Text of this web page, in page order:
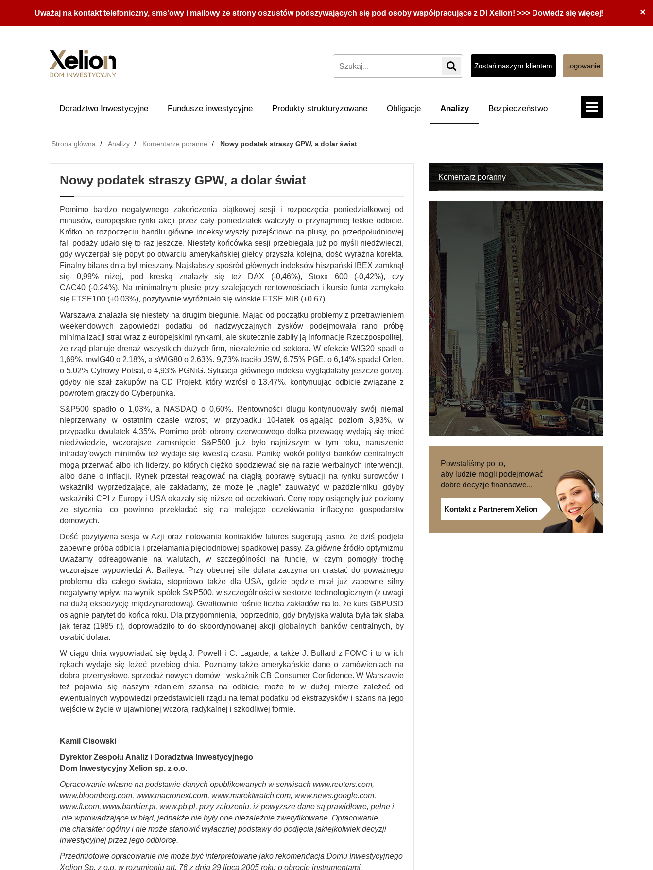
×
Uważaj na kontakt telefoniczny, sms’owy i mailowy ze strony oszustów podszywających się pod osoby współpracujące z DI Xelion! >>> Dowiedz się więcej!
Zostań naszym klientem Logowanie
Doradztwo Inwestycyjne Fundusze inwestycyjne Produkty strukturyzowane Obligacje Analizy Bezpieczeństwo
Strona główna Analizy Komentarze poranne Nowy podatek straszy GPW, a dolar świat
Nowy podatek straszy GPW, a dolar świat
Pomimo bardzo negatywnego zakończenia piątkowej sesji i rozpoczęcia poniedziałkowej od
minusów, europejskie rynki akcji przez cały poniedziałek walczyły o przynajmniej lekkie odbicie.
Krótko po rozpoczęciu handlu główne indeksy wyszły przejściowo na plusy, po przedpołudniowej
fali podaży udało się to raz jeszcze. Niestety końcówka sesji przebiegała już po myśli niedźwiedzi,
gdy wyczerpał się popyt po otwarciu amerykańskiej giełdy przyszła kolejna, dość wyraźna korekta.
Finalny bilans dnia był mieszany. Najsłabszy spośród głównych indeksów hiszpański IBEX zamknął
się 0,99% niżej, pod kreską znalazły się też DAX (-0,46%), Stoxx 600 (-0,42%), czy
CAC40 (-0,24%). Na minimalnym plusie przy szalejących rentownościach i kursie funta zamykało
się FTSE100 (+0,03%), pozytywnie wyróżniało się włoskie FTSE MiB (+0,67).
Warszawa znalazła się niestety na drugim biegunie. Mając od początku problemy z przetrawieniem
weekendowych zapowiedzi podatku od nadzwyczajnych zysków podejmowała rano próbę
minimalizacji strat wraz z europejskimi rynkami, ale skutecznie zabiły ją informacje Rzeczpospolitej,
że rząd planuje drenaż wszystkich dużych firm, niezależnie od sektora. W efekcie WIG20 spadł o
1,69%, mwIG40 o 2,18%, a sWIG80 o 2,63%. 9,73% traciło JSW, 6,75% PGE, o 6,14% spadał Orlen,
o 5,02% Cyfrowy Polsat, o 4,93% PGNiG. Sytuacja głównego indeksu wyglądałaby jeszcze gorzej,
gdyby nie szał zakupów na CD Projekt, który wzrósł o 13,47%, kontynuując odbicie związane z
powrotem graczy do Cyberpunka.
S&P500 spadło o 1,03%, a NASDAQ o 0,60%. Rentowności długu kontynuowały swój niemal
nieprzerwany w ostatnim czasie wzrost, w przypadku 10-latek osiągając poziom 3,93%, w
przypadku dwulatek 4,35%. Pomimo prób obrony czerwcowego dołka przewagę wydają się mieć
niedźwiedzie, wczorajsze zamknięcie S&P500 już było najniższym w tym roku, naruszenie
intraday’owych minimów też wydaje się kwestią czasu. Panikę wokół polityki banków centralnych
mogą przerwać albo ich liderzy, po których ciężko spodziewać się na razie werbalnych interwencji,
albo dane o inflacji. Rynek przestał reagować na ciągłą poprawę sytuacji na rynku surowców i
wskaźniki wyprzedzające, ale zakładamy, że może je „nagle” zauważyć w październiku, gdyby
wskaźniki CPI z Europy i USA okazały się niższe od oczekiwań. Ceny ropy osiągnęły już poziomy
ze stycznia, co powinno przekładać się na malejące oczekiwania inflacyjne gospodarstw
domowych.
Dość pozytywna sesja w Azji oraz notowania kontraktów futures sugerują jasno, że dziś podjęta
zapewne próba odbicia i przełamania pięciodniowej spadkowej passy. Za główne źródło optymizmu
uważamy odreagowanie na walutach, w szczególności na funcie, w czym pomogły trochę
wczorajsze wypowiedzi A. Baileya. Przy obecnej sile dolara zaczyna on urastać do poważnego
problemu dla całego świata, stopniowo także dla USA, gdzie będzie miał już zapewne silny
negatywny wpływ na wyniki spółek S&P500, w szczególności w sektorze technologicznym (z uwagi
na dużą ekspozycję międzynarodową). Gwałtownie rośnie liczba zakładów na to, że kurs GBPUSD
osiągnie parytet do końca roku. Dla przypomnienia, poprzednio, gdy brytyjska waluta była tak słaba
jak teraz (1985 r.), doprowadziło to do skoordynowanej akcji globalnych banków centralnych, by
osłabić dolara.
W ciągu dnia wypowiadać się będą J. Powell i C. Lagarde, a także J. Bullard z FOMC i to w ich
rękach wydaje się leżeć przebieg dnia. Poznamy także amerykańskie dane o zamówieniach na
dobra przemysłowe, sprzedaż nowych domów i wskaźnik CB Consumer Confidence. W Warszawie
też pojawia się naszym zdaniem szansa na odbicie, może to w dużej mierze zależeć od
ewentualnych wypowiedzi przedstawicieli rządu na temat podatku od ekstrazysków i szans na jego
wejście w życie w ujawnionej wczoraj radykalnej i szkodliwej formie.
Kamil Cisowski
Dyrektor Zespołu Analiz i Doradztwa Inwestycyjnego
Dom Inwestycyjny Xelion sp. z o.o.
Opracowanie własne na podstawie danych opublikowanych w serwisach www.reuters.com,
www.bloomberg.com, www.macronext.com, www.marektwatch.com, www.news.google.com,
www.ft.com, www.bankier.pl, www.pb.pl, przy założeniu, iż powyższe dane są prawidłowe, pełne i
nie wprowadzające w błąd, jednakże nie były one niezależnie zweryfikowane. Opracowanie
ma charakter ogólny i nie może stanowić wyłącznej podstawy do podjęcia jakiejkolwiek decyzji
inwestycyjnej przez jego odbiorcę.
Przedmiotowe opracowanie nie może być interpretowane jako rekomendacja Domu Inwestycyjnego
Xelion Sp. z o.o. w rozumieniu art. 76 z dnia 29 lipca 2005 roku o obrocie instrumentami
Komentarz poranny
Powstaliśmy po to,
aby ludzie mogli podejmować
dobre decyzje finansowe...
Kontakt z Partnerem Xelion